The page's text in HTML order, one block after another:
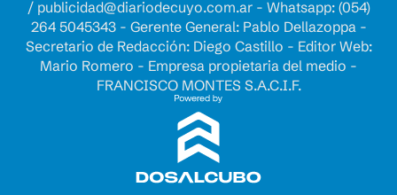
/ publicidad@diariodecuyo.com.ar- Whatsapp: (054)
264 5045343 - Gerente General: Pablo Dellazoppa -
Secretario de Redacción: Diego Castillo - Editor Web:
Mario Romero - Empresa propietaria del medio -
FRANCISCO MONTES S.A.C.I.F.